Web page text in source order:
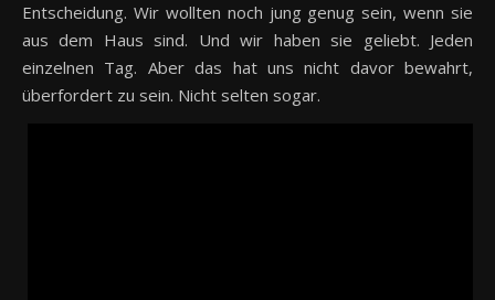
Entscheidung. Wir wollten noch jung genug sein, wenn sie
aus dem Haus sind. Und wir haben sie geliebt. Jeden
einzelnen Tag. Aber das hat uns nicht davor bewahrt,
überfordert zu sein. Nicht selten sogar.